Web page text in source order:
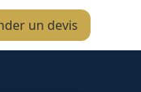
un devis